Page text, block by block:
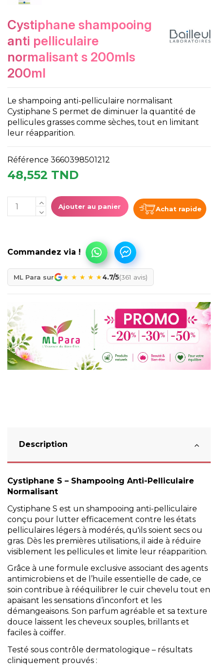
cystiphane shampooing
anti pelliculaire
normalisant s 200mls
200ml
Le shampoing anti-pelliculaire normalisant
Cystiphane S permet de diminuer la quantité de
pellicules grasses comme sèches, tout en limitant
leur réapparition.
Référence 3660398501212
48,552 TND
Ajouter au panier Achat rapide
ML Para sur ★ ★ ★ ★ ★4.7/5(361 avis)
Description
Cystiphane S – Shampooing Anti-Pelliculaire
Normalisant
Cystiphane S est un shampooing anti-pelliculaire
conçu pour lutter efficacement contre les états
pelliculaires légers à modérés, qu'ils soient secs ou
gras. Dès les premières utilisations, il aide à réduire
visiblement les pellicules et limite leur réapparition.
Grâce à une formule exclusive associant des agents
antimicrobiens et de l’huile essentielle de cade, ce
soin contribue à rééquilibrer le cuir chevelu tout en
apaisant les sensations d’inconfort et les
démangeaisons. Son parfum agréable et sa texture
douce laissent les cheveux souples, brillants et
faciles à coiffer.
Testé sous contrôle dermatologique – résultats
cliniquement prouvés :